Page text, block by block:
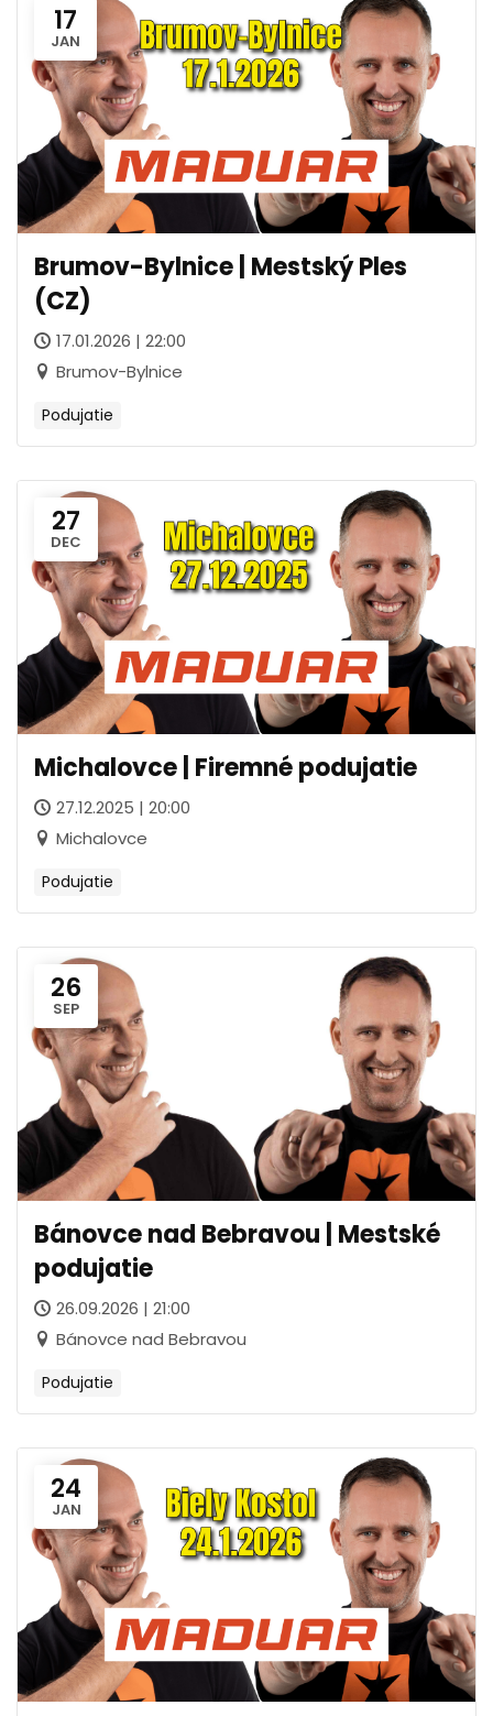
17
JAN
Brumov-Bylnice | Mestský Ples
(CZ)
17.01.2026 | 22:00
Brumov-Bylnice
Podujatie
27
DEC
Michalovce | Firemné podujatie
27.12.2025 | 20:00
Michalovce
Podujatie
26
SEP
Bánovce nad Bebravou | Mestské
podujatie
26.09.2026 | 21:00
Bánovce nad Bebravou
Podujatie
24
JAN